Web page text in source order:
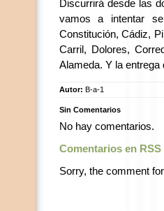
Discurrirá desde las
vamos a intentar
Constitución, Cádiz,
Carril, Dolores,
Alameda. Y la
Autor: B-a-1
Sin Comentarios
No hay comentarios.
Comentarios en RSS
Sorry, the comment